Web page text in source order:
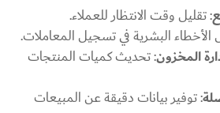
: تقليل وقت الانتظار للعملاء.
الأخطاء البشرية في تسجيل المعاملات.
المخزون: تحديث كميات المنتجات
: توفير بيانات دقيقة عن المبيعات